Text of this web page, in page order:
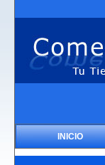
INICIO